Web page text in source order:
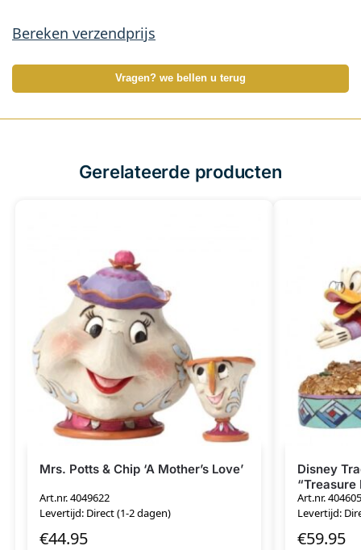
Bereken verzendprijs
Vragen? we bellen u terug
Gerelateerde producten
Mrs. Potts & Chip ‘A Mother’s Love’
Art.nr. 4049622
Levertijd: Direct (1-2 dagen)
€44.95
Disney
“Treasure
Art.nr.
Levertijd:
€59.95